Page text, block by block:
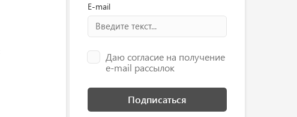
E-mail
Даю согласие на получение
e-mail рассылок
Подписаться